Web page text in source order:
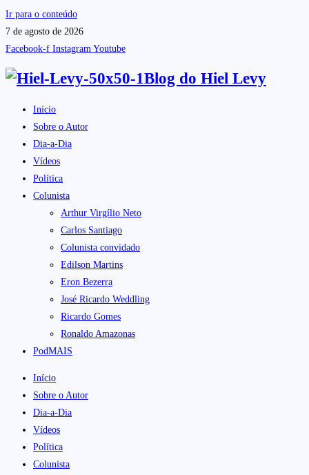
Ir para o conteúdo
7 de agosto de 2026
Facebook-f Instagram Youtube
Blog do Hiel Levy
Início
Sobre o Autor
Dia-a-Dia
Vídeos
Política
Colunista
Arthur Virgílio Neto
Carlos Santiago
Colunista convidado
Edilson Martins
Eron Bezerra
José Ricardo Weddling
Ricardo Gomes
Ronaldo Amazonas
PodMAIS
Início
Sobre o Autor
Dia-a-Dia
Vídeos
Política
Colunista